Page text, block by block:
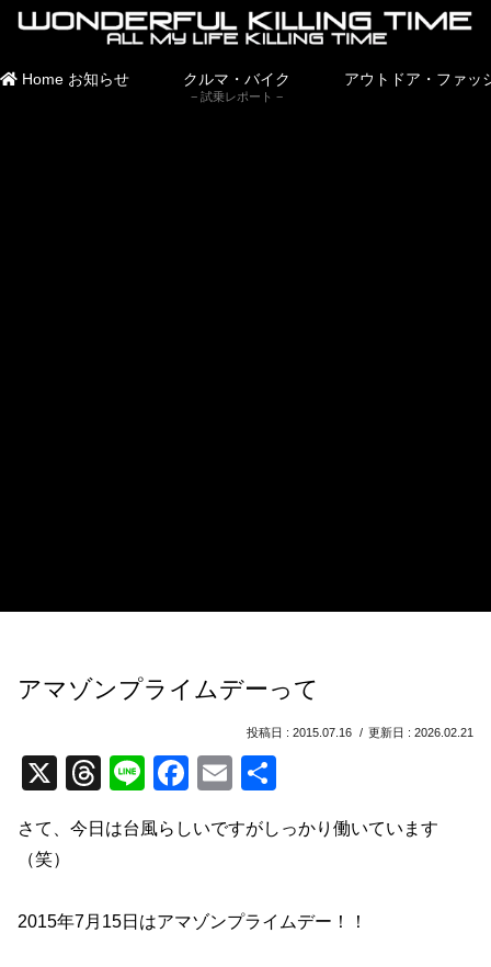
Home お知らせ クルマ・バイク
試乗レポート
アウトドア・ファッ
アマゾンプライムデーって
2015.07.16 2026.02.21
X
T
e
d
Li
e
F
c
b
E
ail
さて、今日は台風らしいですがしっかり働いています
（笑）
2015年7月15日はアマゾンプライムデー！！